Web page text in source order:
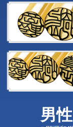
男性